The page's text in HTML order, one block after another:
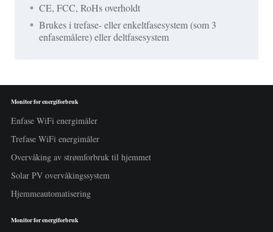
CE, FCC, RoHs overholdt
Brukes i trefase- eller enkeltfasesystem (som 3
enfasemålere) eller deltfasesystem
Monitor for energiforbruk
Enfase WiFi energimåler
Trefase WiFi energimåler
Overvåking av strømforbruk til hjemmet
Solar PV overvåkingssystem
Hjemmeautomatisering
Monitor for energiforbruk